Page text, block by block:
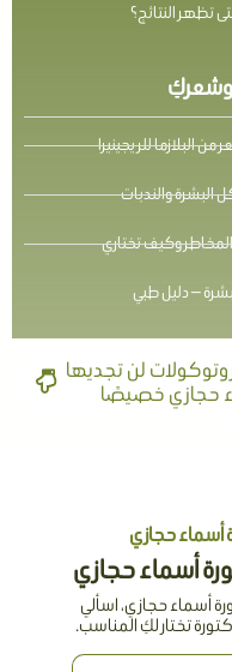
تظهر النتائج؟
وشعركِ
البلازما للريجينيرا
البشرة والندبات
المخاطر وكيف تختاري
— دليل طبي
لن تجديها
حجازي خصيصًا
حجازي
أسماء حجازي
أسماء حجازي، اسألي
تختار لكِ المناسب.